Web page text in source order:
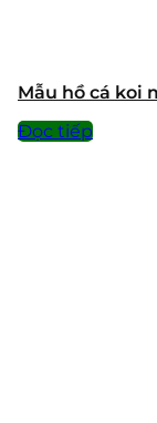
Mẫu hồ cá koi
Đọc tiếp